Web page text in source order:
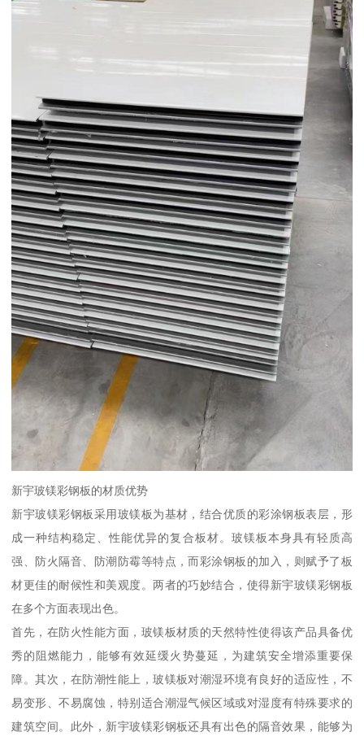
新宇玻镁彩钢板的材质优势
新宇玻镁彩钢板采用玻镁板为基材，结合优质的彩涂钢板表层，形
成一种结构稳定、性能优异的复合板材。玻镁板本身具有轻质高
强、防火隔音、防潮防霉等特点，而彩涂钢板的加入，则赋予了板
材更佳的耐候性和美观度。两者的巧妙结合，使得新宇玻镁彩钢板
在多个方面表现出色。
首先，在防火性能方面，玻镁板材质的天然特性使得该产品具备优
秀的阻燃能力，能够有效延缓火势蔓延，为建筑安全增添重要保
障。其次，在防潮性能上，玻镁板对潮湿环境有良好的适应性，不
易变形、不易腐蚀，特别适合潮湿气候区域或对湿度有特殊要求的
建筑空间。此外，新宇玻镁彩钢板还具有出色的隔音效果，能够为